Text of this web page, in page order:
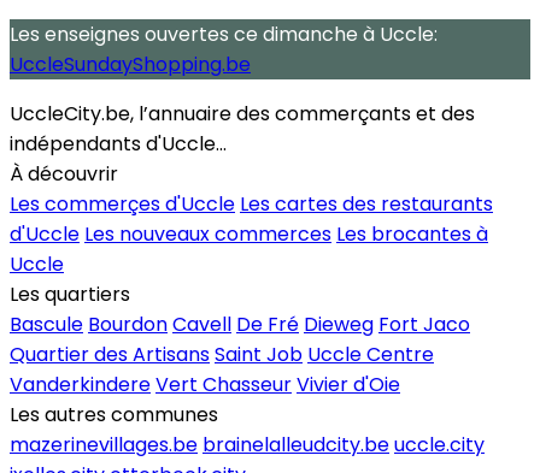
Les enseignes ouvertes ce dimanche à Uccle:
UccleSundayShopping.be
UccleCity.be, l’annuaire des commerçants et des
indépendants d'Uccle...
À découvrir
Les commerçes d'Uccle Les cartes des restaurants
d'Uccle Les nouveaux commerces Les brocantes à
Uccle
Les quartiers
Bascule BourdonCavell De Fré Dieweg Fort Jaco
Quartier des ArtisansSaint Job Uccle Centre
VanderkindereVert ChasseurVivier d'Oie
Les autres communes
mazerinevillages.be brainelalleudcity.beuccle.city